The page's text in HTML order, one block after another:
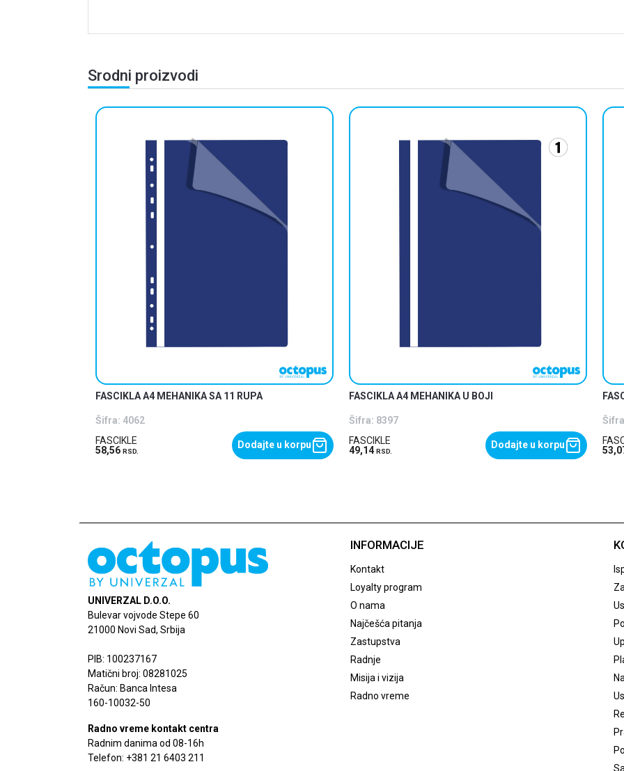
Srodni proizvodi
FASCIKLA A4 MEHANIKA SA 11 RUPA
Šifra: 4062
FASCIKLE
58,56 RSD.
Dodajte u korpu
FASCIKLA A4 MEHANIKA U BOJI
Šifra: 8397
FASCIKLE
49,14 RSD.
Dodajte u korpu
UNIVERZAL D.O.O.
Bulevar vojvode Stepe 60
21000 Novi Sad, Srbija
PIB: 100237167
Matični broj: 08281025
Račun: Banca Intesa
160-10032-50
Radno vreme kontakt centra
Radnim danima od 08-16h
Telefon: +381 21 6403 211
INFORMACIJE
Kontakt
Loyalty program
O nama
Najčešća pitanja
Zastupstva
Radnje
Misija i vizija
Radno vreme